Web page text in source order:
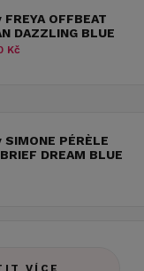
OFFBEAT
DAZZLING BLUE
Kč
PÉRÈLE
DREAM BLUE
VÍCE